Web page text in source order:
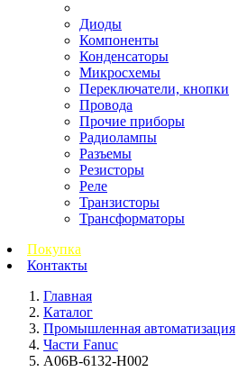
Диоды
Компоненты
Конденсаторы
Микросхемы
Переключатели, кнопки
Провода
Прочие приборы
Радиолампы
Разъемы
Резисторы
Реле
Транзисторы
Трансформаторы
Покупка
Контакты
Главная
Каталог
Промышленная автоматизация
Части Fanuc
A06B-6132-H002